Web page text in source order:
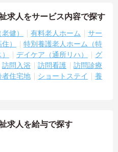
求人をサービス内容で探す
健） 有料老人ホーム
サー
）
特別養護老人ホーム（特
デイケア（通所リハ）
グ
訪問入浴 訪問看護
訪問診療
者住宅地 ショートステイ
養
求人を給与で探す